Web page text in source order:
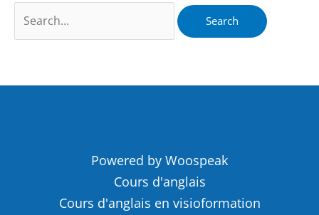
for:
Powered by Woospeak
Cours d'anglais
Cours d'anglais en visioformation